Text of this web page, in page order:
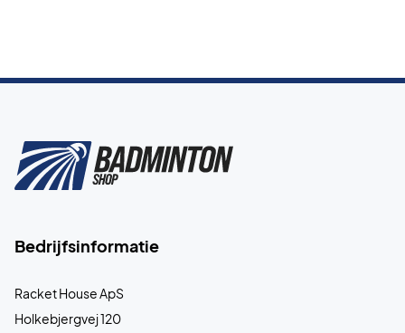
Bedrijfsinformatie
Racket House ApS
Holkebjergvej 120